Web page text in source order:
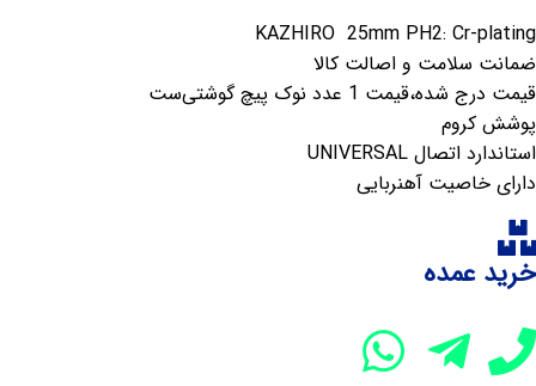
KAZHIRO 25mm PH2: Cr-plating
ضمانت سلامت و اصالت کالا
قیمت درج شده،قیمت 1 عدد نوک پیچ گوشتی‌ست
پوشش کروم
استاندارد اتصال UNIVERSAL
دارای خاصیت آهنربایی
خرید عمده